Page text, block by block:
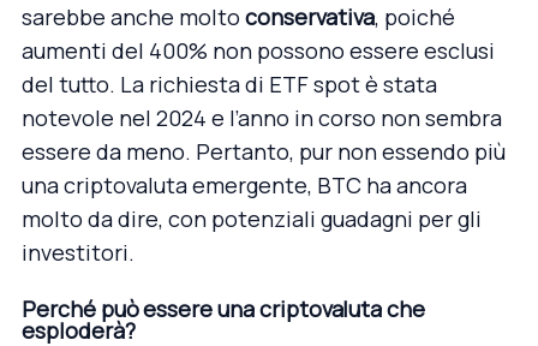
sarebbe anche molto conservativa, poiché
aumenti del 400% non possono essere esclusi
del tutto. La richiesta di ETF spot è stata
notevole nel 2024 e l’anno in corso non sembra
essere da meno. Pertanto, pur non essendo più
una criptovaluta emergente, BTC ha ancora
molto da dire, con potenziali guadagni per gli
investitori.
Perché può essere una criptovaluta che
esploderà?